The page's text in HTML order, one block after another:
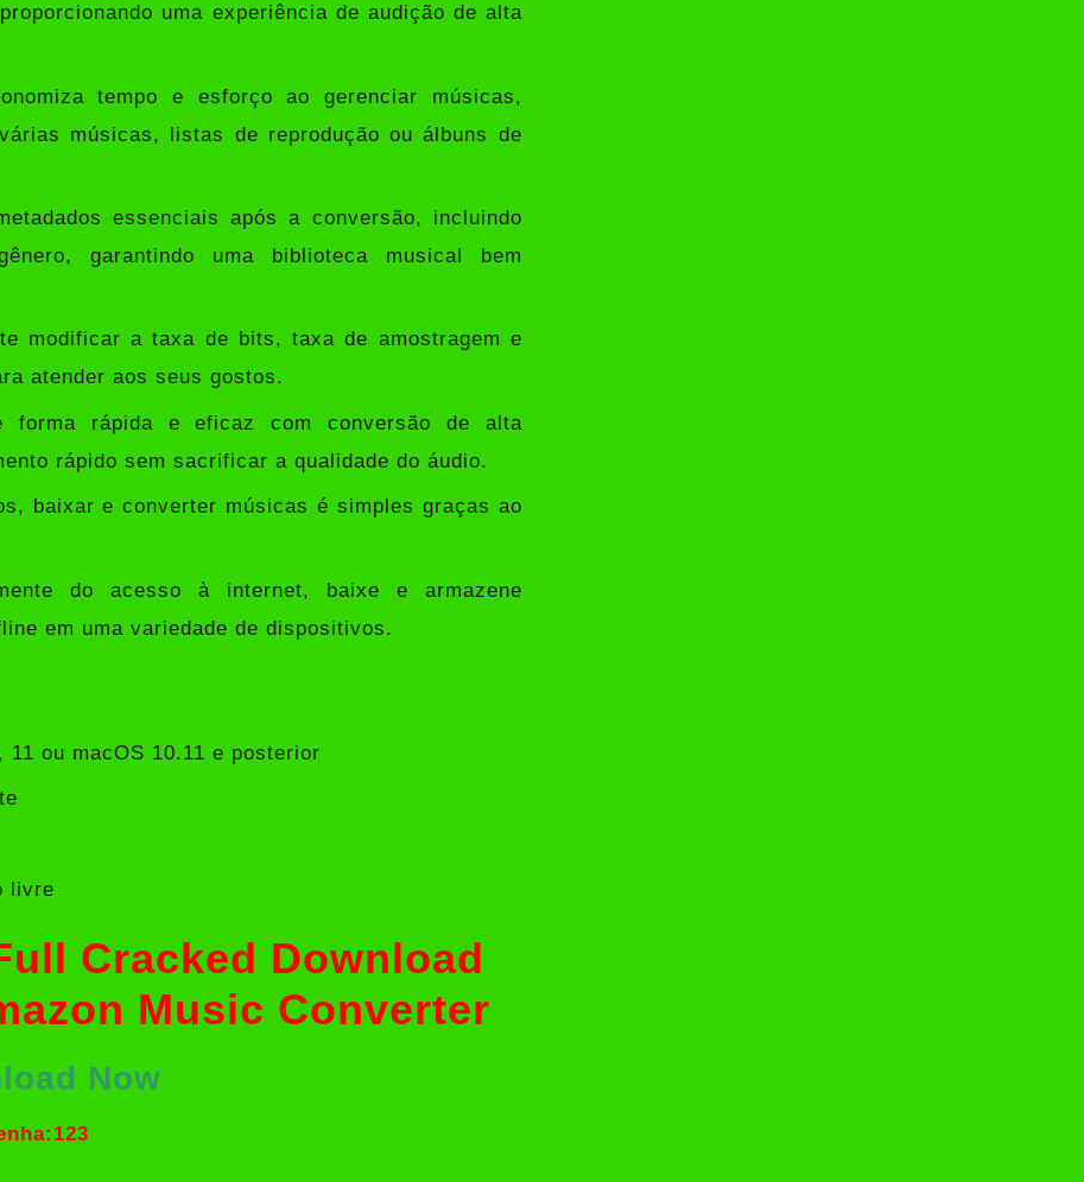
uma experiência de audição de alta
tempo e esforço ao gerenciar músicas,
músicas, listas de reprodução ou álbuns de
essenciais após a conversão, incluindo
garantindo uma biblioteca musical bem
modificar a taxa de bits, taxa de amostragem e
atender aos seus gostos.
forma rápida e eficaz com conversão de alta
rápido sem sacrificar a qualidade do áudio.
baixar e converter músicas é simples graças ao
do acesso à internet, baixe e armazene
em uma variedade de dispositivos.
11 ou macOS 10.11 e posterior
livre
Cracked Download
Music Converter
Now